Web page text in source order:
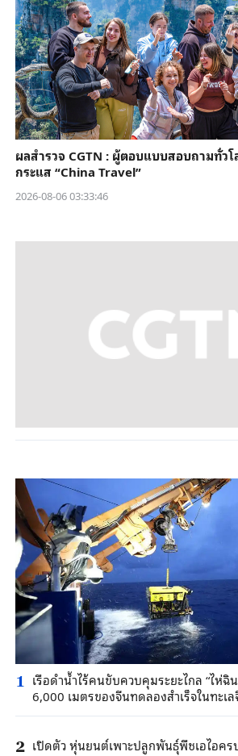
ผลสำรวจ CGTN : ผู้ตอบแบบสอบถามทั่ว
กระแส “China Travel”
2026-08-06 03:33:46
1 เรือดำน้ำไร้คนขับควบคุมระยะไกล “ไห่ฉิ
6,000 เมตรของจีนทดลองสำเร็จในทะเ
2 เปิดตัว หุ่นยนต์เพาะปลูกพันธุ์พืชเอไอคร